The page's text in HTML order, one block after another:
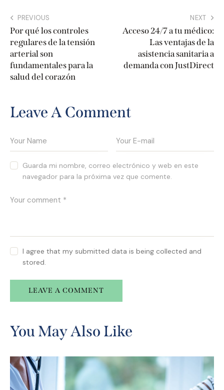
PREVIOUS
Por qué los controles
regulares de la tensión
arterial son
fundamentales para la
salud del corazón
NEXT
Acceso 24/7 a tu médico:
Las ventajas de la
asistencia sanitaria a
demanda con JustDirect
Leave A Comment
Guarda mi nombre, correo electrónico y web en este
navegador para la próxima vez que comente.
I agree that my submitted data is being collected and
stored.
t
r
n
a
You May Also Like